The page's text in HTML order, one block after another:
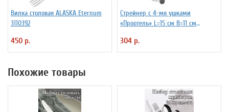
Вилка столовая ALASKA Eternum
3110392
450 р.
Стрейнер с 4-мя ушками
«Проотель» L=15 см B=11 см
304 р.
Похожие товары